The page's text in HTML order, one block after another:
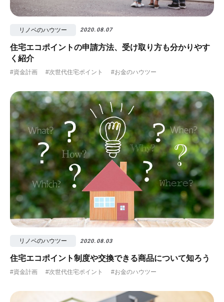
リノベのハウツー 2020.08.07
住宅エコポイントの申請方法、受け取り方も分かりやす
く紹介
#資金計画 #次世代住宅ポイント #お金のハウツー
リノベのハウツー 2020.08.03
住宅エコポイント制度や交換できる商品について知ろう
#資金計画 #次世代住宅ポイント #お金のハウツー